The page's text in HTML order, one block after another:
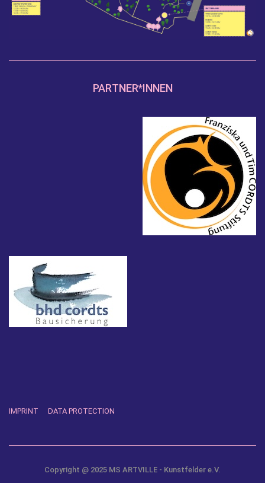
PARTNER*INNEN
IMPRINT DATA PROTECTION
Copyright @ 2025 MS ARTVILLE - Kunstfelder e.V.